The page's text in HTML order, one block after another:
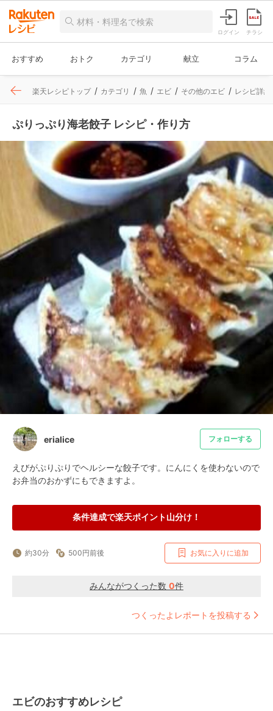
ログイン チラシ
おすすめ おトク カテゴリ 献立 コラム
楽天レシピトップ カテゴリ 魚 エビ その他のエビ レシピ詳細
ぷりっぷり海老餃子 レシピ・作り方
erialice フォローする
えびがぷりぷりでヘルシーな餃子です。にんにくを使わないので
お弁当のおかずにもできますよ。
条件達成で楽天ポイント山分け！
約30分 500円前後 お気に入りに追加
みんながつくった数 0件
つくったよレポートを投稿する
エビのおすすめレシピ